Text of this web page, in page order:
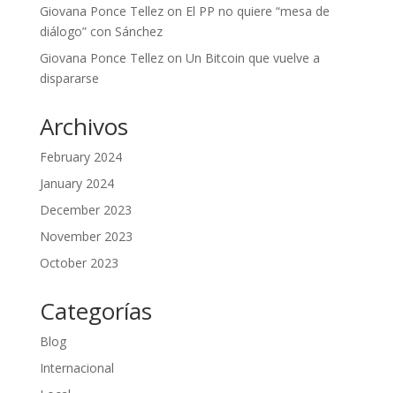
Giovana Ponce Tellezon El PP no quiere “mesa de
diálogo” con Sánchez
Giovana Ponce Tellezon Un Bitcoin que vuelve a
dispararse
Archivos
February 2024
January 2024
December 2023
November 2023
October 2023
Categorías
Blog
Internacional